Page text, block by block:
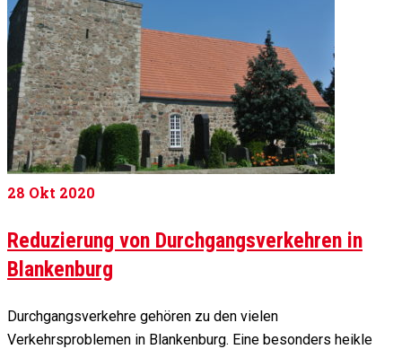
28 Okt 2020
Reduzierung von Durchgangsverkehren in
Blankenburg
Durchgangsverkehre gehören zu den vielen
Verkehrsproblemen in Blankenburg. Eine besonders heikle